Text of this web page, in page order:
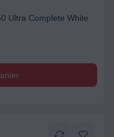
Ultra Complete White